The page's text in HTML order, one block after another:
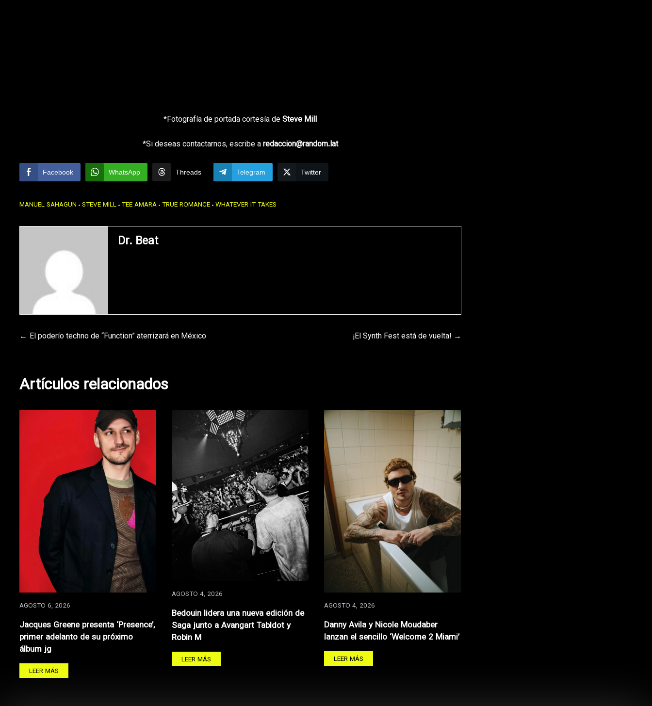
*Fotografía de portada cortesía deSteve Mill
*Si deseas contactarnos, escribe aredaccion@random.lat
Facebook WhatsApp Threads Telegram Twitter
MANUEL SAHAGUN STEVE MILL TEE AMARA TRUE ROMANCE WHATEVER IT TAKES
Dr. Beat
Navegación
entradas
El poderío techno de “Function” aterrizará en México ¡El Synth Fest está de vuelta!
Artículos relacionados
AGOSTO 6, 2026
Jacques Greene presenta ‘Presence’,
primer adelanto de su próximo
álbum jg
LEER MÁS
AGOSTO 4, 2026
Bedouin lidera una nueva edición de
Saga junto a Avangart Tabldot y
Robin M
LEER MÁS
AGOSTO 4, 2026
Danny Avila y Nicole Moudaber
lanzan el sencillo ‘Welcome 2 Miami’
LEER MÁS